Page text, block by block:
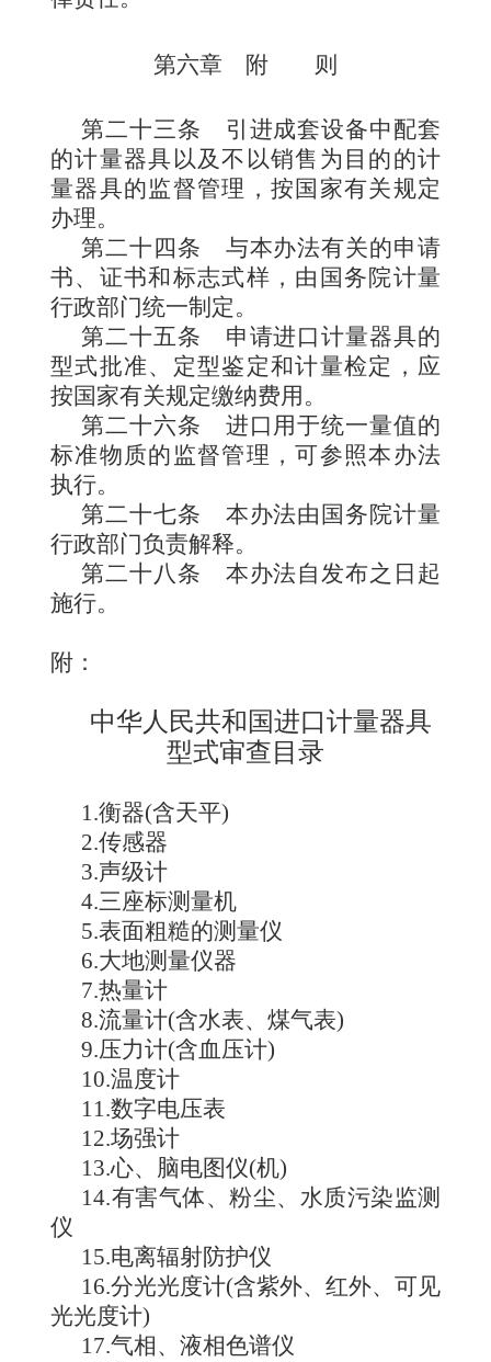
第六章 附 则
第二十三条 引进成套设备中配套
的计量器具以及不以销售为目的的计
量器具的监督管理，按国家有关规定
办理。
第二十四条 与本办法有关的申请
书、证书和标志式样，由国务院计量
行政部门统一制定。
第二十五条 申请进口计量器具的
型式批准、定型鉴定和计量检定，应
按国家有关规定缴纳费用。
第二十六条 进口用于统一量值的
标准物质的监督管理，可参照本办法
执行。
第二十七条 本办法由国务院计量
行政部门负责解释。
第二十八条 本办法自发布之日起
施行。
附：
中华人民共和国进口计量器具
型式审查目录
1.衡器(含天平)
2.传感器
3.声级计
4.三座标测量机
5.表面粗糙的测量仪
6.大地测量仪器
7.热量计
8.流量计(含水表、煤气表)
9.压力计(含血压计)
10.温度计
11.数字电压表
12.场强计
13.心、脑电图仪(机)
14.有害气体、粉尘、水质污染监测
仪
15.电离辐射防护仪
16.分光光度计(含紫外、红外、可见
光光度计)
17.气相、液相色谱仪